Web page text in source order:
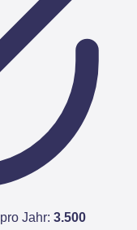
Jahr: 3.500